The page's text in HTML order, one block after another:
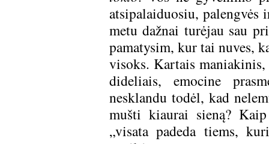
atsipalaiduosiu, palengvės
metu dažnai turėjau sau
pamatysim, kur tai nuves,
visoks. Kartais
dideliais, emocine
nesklandu todėl, kad
mušti kiaurai sieną?
„visata padeda tiems,